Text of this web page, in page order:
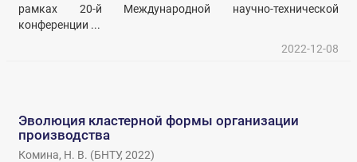
рамках 20-й Международной научно-технической
конференции ...
2022-12-08
Эволюция кластерной формы организации
производства
Комина, Н. В. (БНТУ,2022)